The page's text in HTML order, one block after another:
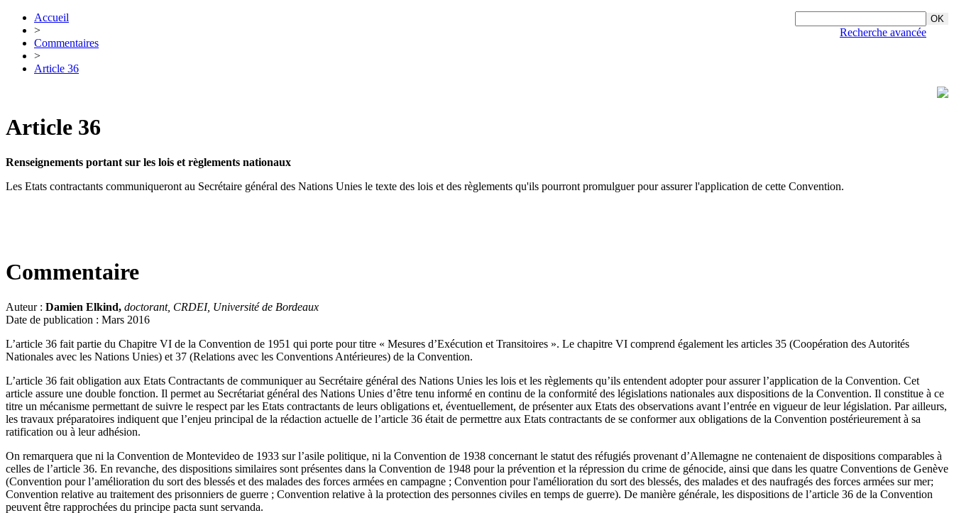
Recherche avancée
Accueil
>
Commentaires
>
Article 36
Article 36
Renseignements portant sur les lois et règlements nationaux
Les Etats contractants communiqueront au Secrétaire général des Nations Unies le texte des lois et des règlements qu'ils pourront promulguer pour assurer l'application de cette Convention.
Commentaire
Auteur : Damien Elkind, doctorant, CRDEI, Université de Bordeaux
Date de publication : Mars 2016
L’article 36 fait partie du Chapitre VI de la Convention de 1951 qui porte pour titre « Mesures d’Exécution et Transitoires ». Le chapitre VI comprend également les articles 35 (Coopération des Autorités
Nationales avec les Nations Unies) et 37 (Relations avec les Conventions Antérieures) de la Convention.
L’article 36 fait obligation aux Etats Contractants de communiquer au Secrétaire général des Nations Unies les lois et les règlements qu’ils entendent adopter pour assurer l’application de la Convention. Cet
article assure une double fonction. Il permet au Secrétariat général des Nations Unies d’être tenu informé en continu de la conformité des législations nationales aux dispositions de la Convention. Il constitue à ce
titre un mécanisme permettant de suivre le respect par les Etats contractants de leurs obligations et, éventuellement, de présenter aux Etats des observations avant l’entrée en vigueur de leur législation. Par ailleurs,
les travaux préparatoires indiquent que l’enjeu principal de la rédaction actuelle de l’article 36 était de permettre aux Etats contractants de se conformer aux obligations de la Convention postérieurement à sa
ratification ou à leur adhésion.
On remarquera que ni la Convention de Montevideo de 1933 sur l’asile politique, ni la Convention de 1938 concernant le statut des réfugiés provenant d’Allemagne ne contenaient de dispositions comparables à
celles de l’article 36. En revanche, des dispositions similaires sont présentes dans la Convention de 1948 pour la prévention et la répression du crime de génocide, ainsi que dans les quatre Conventions de Genève
(Convention pour l’amélioration du sort des blessés et des malades des forces armées en campagne ; Convention pour l'amélioration du sort des blessés, des malades et des naufragés des forces armées sur mer;
Convention relative au traitement des prisonniers de guerre ; Convention relative à la protection des personnes civiles en temps de guerre). De manière générale, les dispositions de l’article 36 de la Convention
peuvent être rapprochées du principe pacta sunt servanda.